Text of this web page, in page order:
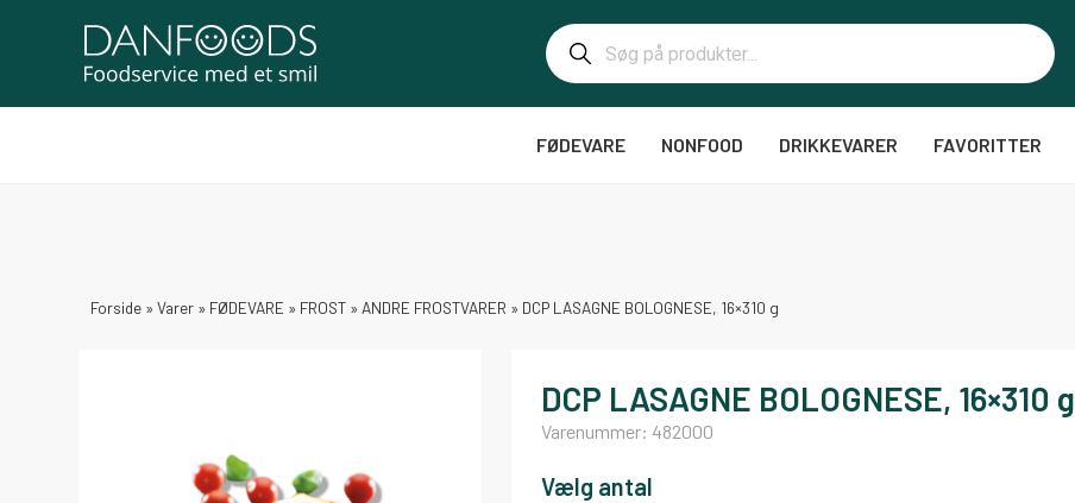
FØDEVARE NONFOOD DRIKKEVARER FAVORITTER
Forside » Varer » FØDEVARE » FROST » ANDRE FROSTVARER » DCP LASAGNE BOLOGNESE, 16×310 g
DCP LASAGNE BOLOGNESE, 16×310 g
Varenummer: 482000
Vælg antal